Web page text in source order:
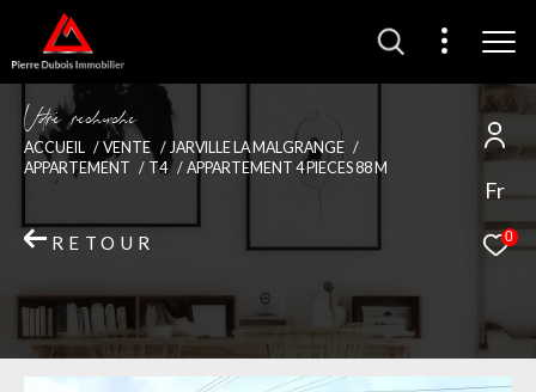
Fr
0
Vore recece
ACCUEIL VENTE
JARVILLE LA MALGRANGE
APPARTEMENT
T4 APPARTEMENT 4 PIECES 88 M
RETOUR